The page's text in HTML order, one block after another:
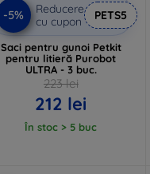
-5%
Reducere
cu cupon
PETS5
Saci pentru gunoi Petkit
pentru litieră Purobot
ULTRA - 3 buc.
223 lei
212 lei
În stoc > 5 buc